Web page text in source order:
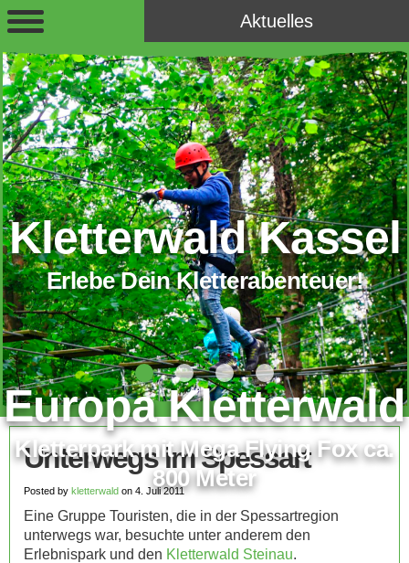
Aktuelles
Kletterwald Kassel
Erlebe Dein Kletterabenteuer!
Europa Kletterwald
Kletterpark mit Mega Flying Fox ca.
800 Meter
Unterwegs im Spessart
Posted by kletterwald on 4. Juli 2011
Eine Gruppe Touristen, die in der Spessartregion
unterwegs war, besuchte unter anderem den
Erlebnispark und den Kletterwald Steinau.